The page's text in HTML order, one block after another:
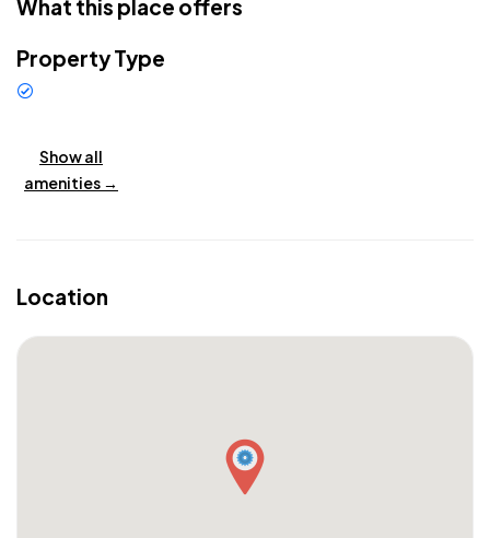
What this place offers
Property Type
Show all
amenities →
Location